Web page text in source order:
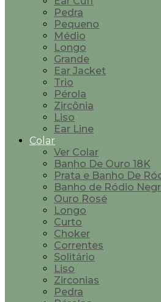
Pedra
Pequeno
Médio
Longo
Grande
Ear Jacket
Trio
Pérola
Zircônia
Liso
Ear Line
Colar
Ver Colar
Banho De Ouro 18K
Prata e Banho De
Banho de Ródio
Ouro Rosé
Longo
Curto
Choker
Correntes
Solitário
Liso
Zirconias
Pedra